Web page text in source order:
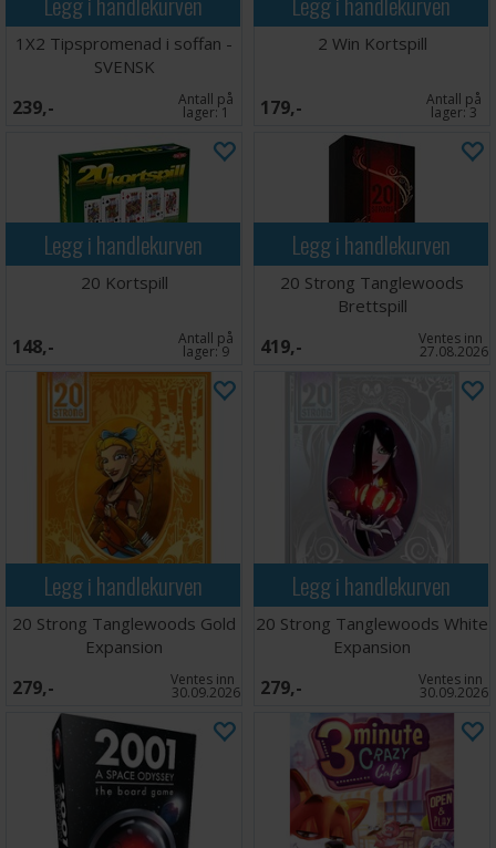
1X2 Tipspromenad i soffan -
SVENSK
239,- Antall på
lager:1
2 Win Kortspill
179,- Antall på
lager:3
Legg i handlekurven
20 Kortspill
148,- Antall på
lager:9
Legg i handlekurven
20 Strong Tanglewoods
Brettspill
419,- Ventes inn
27.08.2026
Legg i handlekurven
20 Strong Tanglewoods Gold
Expansion
279,- Ventes inn
30.09.2026
Legg i handlekurven
20 Strong Tanglewoods White
Expansion
279,- Ventes inn
30.09.2026